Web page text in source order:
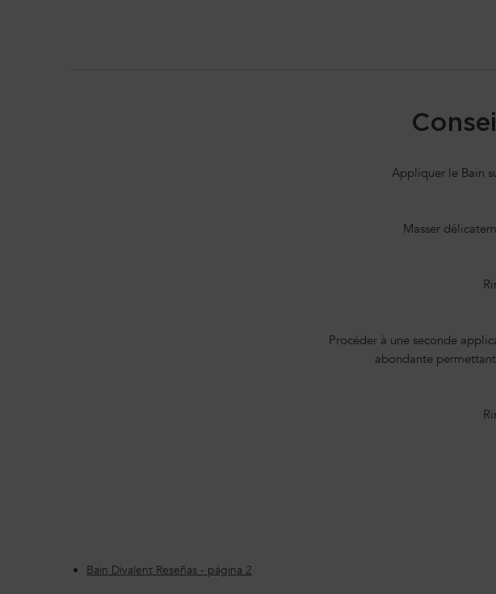
Appliquer le Bain
Masser
Procéder à une seconde
abondante
Bain Divalent Reseñas - página 2